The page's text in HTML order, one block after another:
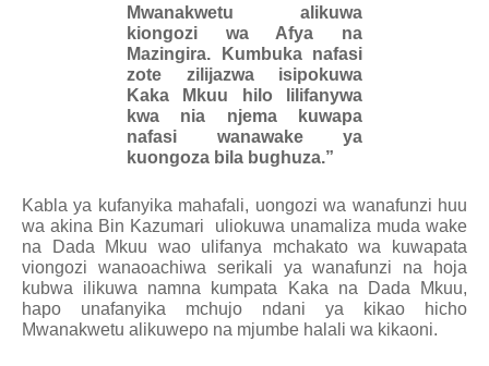
Mwanakwetu alikuwa
kiongozi wa Afya na
Mazingira. Kumbuka nafasi
zote zilijazwa isipokuwa
Kaka Mkuu hilo lilifanywa
kwa nia njema kuwapa
nafasi wanawake ya
kuongoza bila bughuza.”
Kabla ya kufanyika mahafali, uongozi wa wanafunzi huu
wa akina Bin Kazumari
uliokuwa unamaliza muda wake
na Dada Mkuu wao ulifanya mchakato wa kuwapata
viongozi wanaoachiwa serikali ya wanafunzi na hoja
kubwa ilikuwa namna kumpata Kaka na Dada Mkuu,
hapo unafanyika mchujo ndani ya kikao hicho
Mwanakwetu alikuwepo na mjumbe halali wa kikaoni.